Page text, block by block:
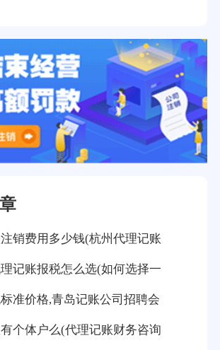
销费用多少钱(杭州代理记账
记账报税怎么选(如何选择一
准价格,青岛记账公司招聘会
个体户么(代理记账财务咨询